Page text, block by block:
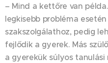
– Mind a kettőre van
legkisebb probléma
szakszolgálathoz, pedig
fejlődik a gyerek. Más
a gyerekük súlyos